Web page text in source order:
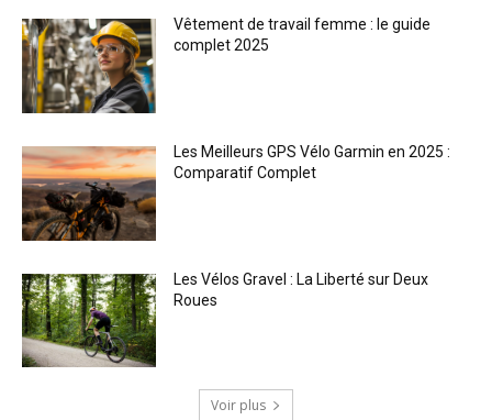
Vêtement de travail femme : le guide
complet 2025
Les Meilleurs GPS Vélo Garmin en 2025 :
Comparatif Complet
Les Vélos Gravel : La Liberté sur Deux
Roues
Voir plus